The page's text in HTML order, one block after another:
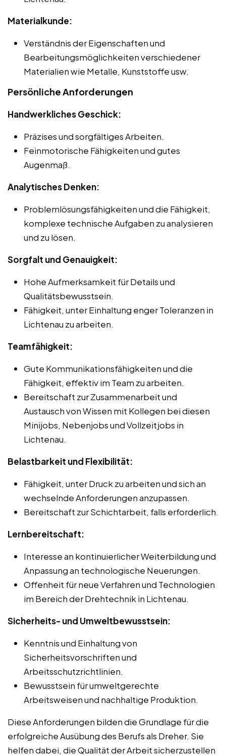
Materialkunde:
Verständnis der Eigenschaften und
Bearbeitungsmöglichkeiten verschiedener
Materialien wie Metalle, Kunststoffe usw.
Persönliche Anforderungen
Handwerkliches Geschick:
Präzises und sorgfältiges Arbeiten.
Feinmotorische Fähigkeiten und gutes
Augenmaß.
Analytisches Denken:
Problemlösungsfähigkeiten und die Fähigkeit,
komplexe technische Aufgaben zu analysieren
und zu lösen.
Sorgfalt und Genauigkeit:
Hohe Aufmerksamkeit für Details und
Qualitätsbewusstsein.
Fähigkeit, unter Einhaltung enger Toleranzen in
Lichtenau zu arbeiten.
Teamfähigkeit:
Gute Kommunikationsfähigkeiten und die
Fähigkeit, effektiv im Team zu arbeiten.
Bereitschaft zur Zusammenarbeit und
Austausch von Wissen mit Kollegen bei diesen
Minijobs, Nebenjobs und Vollzeitjobs in
Lichtenau.
Belastbarkeit und Flexibilität:
Fähigkeit, unter Druck zu arbeiten und sich an
wechselnde Anforderungen anzupassen.
Bereitschaft zur Schichtarbeit, falls erforderlich.
Lernbereitschaft:
Interesse an kontinuierlicher Weiterbildung und
Anpassung an technologische Neuerungen.
Offenheit für neue Verfahren und Technologien
im Bereich der Drehtechnik in Lichtenau.
Sicherheits- und Umweltbewusstsein:
Kenntnis und Einhaltung von
Sicherheitsvorschriften und
Arbeitsschutzrichtlinien.
Bewusstsein für umweltgerechte
Arbeitsweisen und nachhaltige Produktion.
Diese Anforderungen bilden die Grundlage für die
erfolgreiche Ausübung des Berufs als Dreher. Sie
helfen dabei, die Qualität der Arbeit sicherzustellen